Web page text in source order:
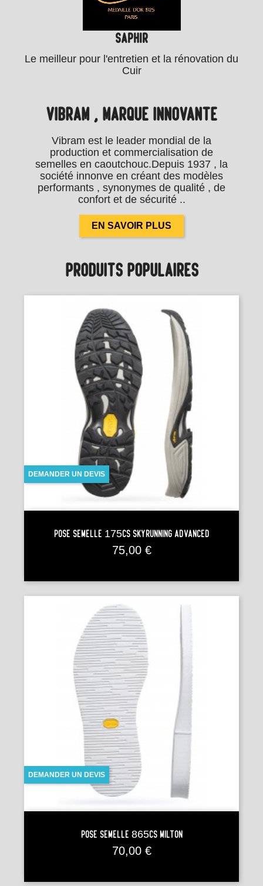
SAPHIR
Le meilleur pour l'entretien et la rénovation du
Cuir
VIBRAM , MARQUE INNOVANTE
Vibram est le leader mondial de la
production et commercialisation de
semelles en caoutchouc.Depuis 1937 , la
société innonve en créant des modèles
performants , synonymes de qualité , de
confort et de sécurité ..
PRODUITS POPULAIRES
Pose Semelle 175CS SKYRUNNING ADVANCED
Prix
75,00 €
DEMANDER UN DEVIS
Pose Semelle 865CS MILTON
Prix
70,00 €
DEMANDER UN DEVIS